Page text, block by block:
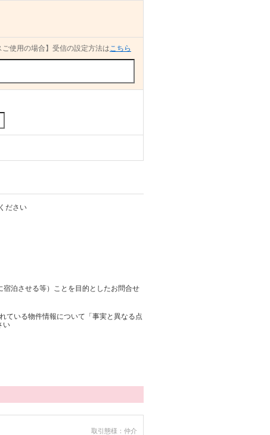
使用の場合】受信の設定方法はこちら
ださい
泊させる等）ことを目的としたお問合せ
ている物件情報について「事実と異なる点
い
取引態様：仲介